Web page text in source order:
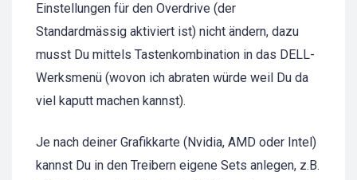
Einstellungen für den Overdrive (der
Standardmässig aktiviert ist) nicht ändern, dazu
musst Du mittels Tastenkombination in das DELL-
Werksmenü (wovon ich abraten würde weil Du da
viel kaputt machen kannst).
Je nach deiner Grafikkarte (Nvidia, AMD oder Intel)
kannst Du in den Treibern eigene Sets anlegen, z.B.